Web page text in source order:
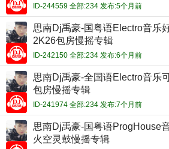
ID-244559 全部:234 发布:5个月前
思南Dj禹豪-国粤语Electro音乐
2K26包房慢摇专辑
ID-242150 全部:234 发布:6个月前
思南Dj禹豪-全国语Electro音乐
包房慢摇专辑
ID-241974 全部:234 发布:7个月前
思南Dj禹豪-国粤语ProgHouse
火空灵鼓慢摇专辑